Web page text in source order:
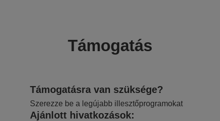
Támogatás
Támogatásra van szüksége?
Szerezze be a legújabb illesztőprogramokat
Ajánlott hivatkozások: